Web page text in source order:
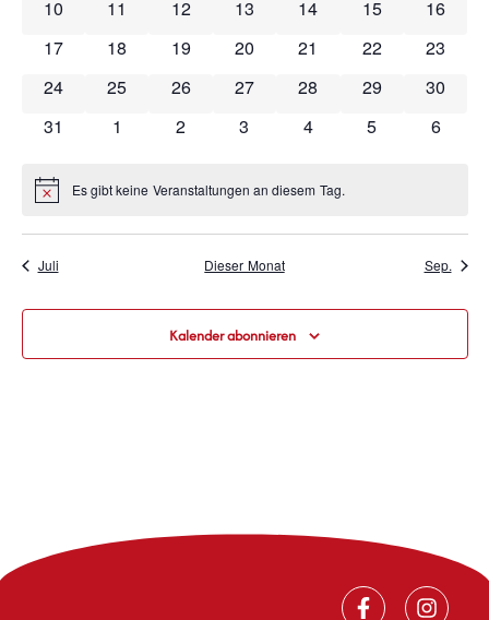
0 Veranstaltungen
10 0 Veranstaltungen
11 0 Veranstaltungen
12 0 Veranstaltungen
13 0 Veranstaltungen
14 0
15 0
16
0 Veranstaltungen
17 0 Veranstaltungen
18 0 Veranstaltungen
19 0 Veranstaltungen
20 0 Veranstaltungen
21 0
22 0
23
0 Veranstaltungen
24 0 Veranstaltungen
25 0 Veranstaltungen
26 0 Veranstaltungen
27 0 Veranstaltungen
28 0
29 0
30
0 Veranstaltungen
31 0 Veranstaltungen
1 0 Veranstaltungen
2 0 Veranstaltungen
3 0 Veranstaltungen
4 0
5 0
6
HinweisEs gibt keine Veranstaltungen an diesem Tag.
Juli Dieser Monat Sep.
Kalender abonnieren